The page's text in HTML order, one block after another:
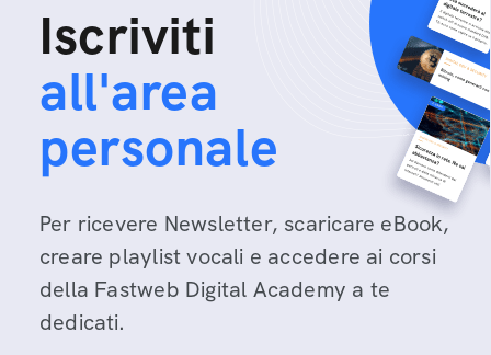
Iscriviti
all'area
personale
Per ricevere Newsletter, scaricare eBook,
creare playlist vocali e accedere ai corsi
della Fastweb Digital Academy a te
dedicati.